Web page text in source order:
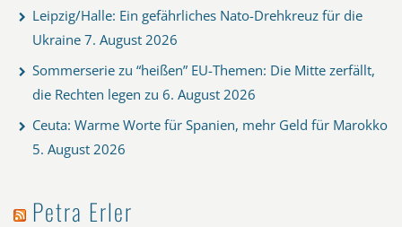
Leipzig/Halle: Ein gefährliches Nato-Drehkreuz für die
Ukraine 7. August 2026
Sommerserie zu “heißen” EU-Themen: Die Mitte zerfällt,
die Rechten legen zu 6. August 2026
Ceuta: Warme Worte für Spanien, mehr Geld für Marokko
5. August 2026
Petra Erler